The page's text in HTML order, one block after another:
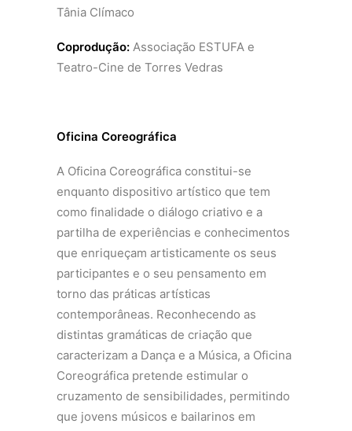
Tânia Clímaco
Coprodução: Associação ESTUFA e
Teatro-Cine de Torres Vedras
Oficina Coreográfica
A Oficina Coreográfica constitui-se
enquanto dispositivo artístico que tem
como finalidade o diálogo criativo e a
partilha de experiências e conhecimentos
que enriqueçam artisticamente os seus
participantes e o seu pensamento em
torno das práticas artísticas
contemporâneas. Reconhecendo as
distintas gramáticas de criação que
caracterizam a Dança e a Música, a Oficina
Coreográfica pretende estimular o
cruzamento de sensibilidades, permitindo
que jovens músicos e bailarinos em